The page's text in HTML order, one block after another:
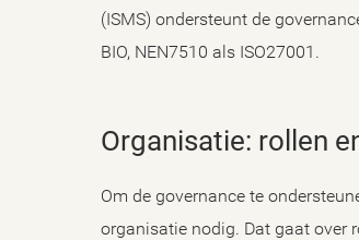
(ISMS) ondersteunt de
BIO, NEN7510 als ISO27001.
Organisatie: rollen
Om de governance te
organisatie nodig. Dat gaat over